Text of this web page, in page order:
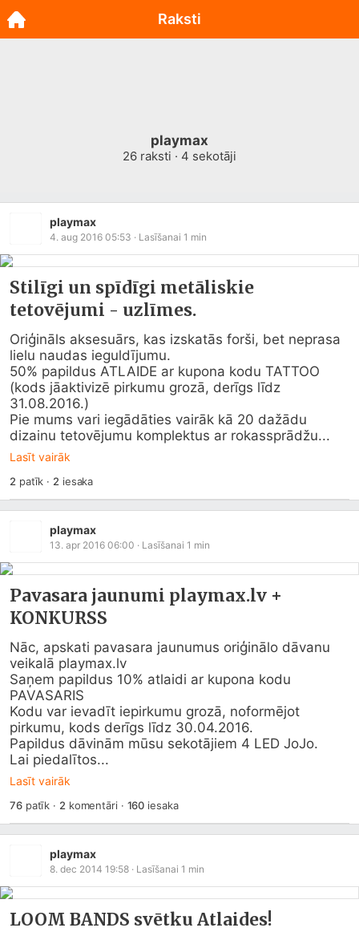
playmax
26 raksti · 4 sekotāji
playmax
4. aug 2016 05:53 · Lasīšanai 1 min
Stilīgi un spīdīgi metāliskie
tetovējumi - uzlīmes.
Oriģināls aksesuārs, kas izskatās forši, bet neprasa
lielu naudas ieguldījumu.
50% papildus ATLAIDE ar kupona kodu TATTOO
(kods jāaktivizē pirkumu grozā, derīgs līdz
31.08.2016.)
Pie mums vari iegādāties vairāk kā 20 dažādu
dizainu tetovējumu komplektus ar rokassprādžu...
Lasīt vairāk
2 patīk · 2 iesaka
playmax
13. apr 2016 06:00 · Lasīšanai 1 min
Pavasara jaunumi playmax.lv +
KONKURSS
Nāc, apskati pavasara jaunumus oriģinālo dāvanu
veikalā playmax.lv
Saņem papildus 10% atlaidi ar kupona kodu
PAVASARIS
Kodu var ievadīt iepirkumu grozā, noformējot
pirkumu, kods derīgs līdz 30.04.2016.
Papildus dāvinām mūsu sekotājiem 4 LED JoJo.
Lai piedalītos...
Lasīt vairāk
76patīk · 2 komentāri · 160 iesaka
playmax
8. dec 2014 19:58 · Lasīšanai 1 min
LOOM BANDS svētku Atlaides!
Raksti